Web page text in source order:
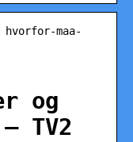
maa-
og
TV2